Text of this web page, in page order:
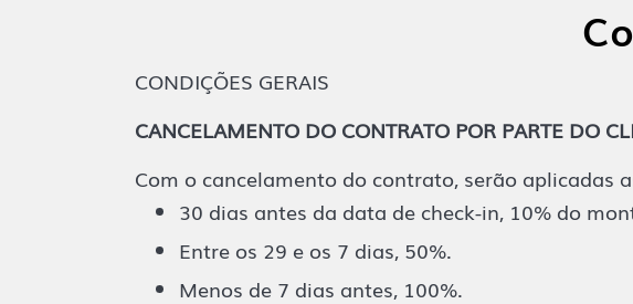
CONDIÇÕES GERAIS
CANCELAMENTO DO CONTRATO POR PARTE DO
Com o cancelamento do contrato, serão aplicadas
30 dias antes da data de check-in, 10% do
Entre os 29 e os 7 dias, 50%.
Menos de 7 dias antes, 100%.